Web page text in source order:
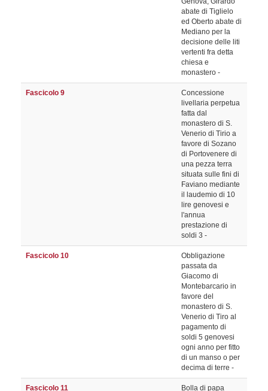
abate di Tiglielo
ed Oberto abate di
Mediano per la
decisione delle liti
vertenti fra detta
chiesa e
monastero -
Fascicolo 9
Concessione
livellaria perpetua
fatta dal
monastero di S.
Venerio di Tirio a
favore di Sozano
di Portovenere di
una pezza terra
situata sulle fini di
Faviano mediante
il laudemio di 10
lire genovesi e
l'annua
prestazione di
soldi 3 -
Fascicolo 10
Obbligazione
passata da
Giacomo di
Montebarcario in
favore del
monastero di S.
Venerio di Tiro al
pagamento di
soldi 5 genovesi
ogni anno per fitto
di un manso o per
decima di terre -
Fascicolo 11
Bolla di papa